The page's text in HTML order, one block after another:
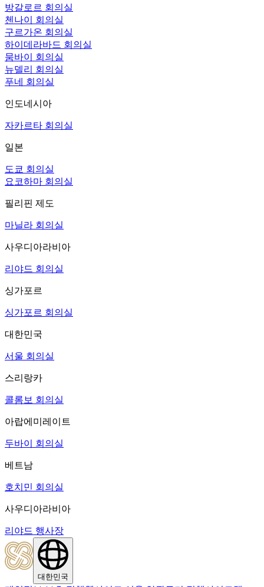
방갈로르 회의실
첸나이 회의실
구르가온 회의실
하이데라바드 회의실
뭄바이 회의실
뉴델리 회의실
푸네 회의실
인도네시아
자카르타 회의실
일본
도쿄 회의실
요코하마 회의실
필리핀 제도
마닐라 회의실
사우디아라비아
리야드 회의실
싱가포르
싱가포르 회의실
대한민국
서울 회의실
스리랑카
콜롬보 회의실
아랍에미레이트
두바이 회의실
베트남
호치민 회의실
사우디아라비아
리야드 행사장
대한민국